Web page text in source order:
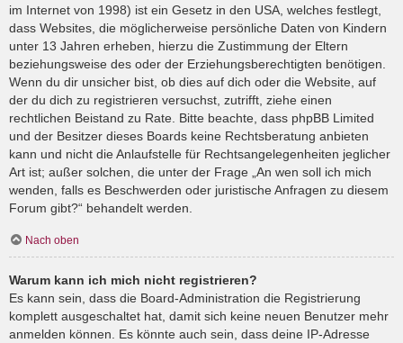
im Internet von 1998) ist ein Gesetz in den USA, welches festlegt,
dass Websites, die möglicherweise persönliche Daten von Kindern
unter 13 Jahren erheben, hierzu die Zustimmung der Eltern
beziehungsweise des oder der Erziehungsberechtigten benötigen.
Wenn du dir unsicher bist, ob dies auf dich oder die Website, auf
der du dich zu registrieren versuchst, zutrifft, ziehe einen
rechtlichen Beistand zu Rate. Bitte beachte, dass phpBB Limited
und der Besitzer dieses Boards keine Rechtsberatung anbieten
kann und nicht die Anlaufstelle für Rechtsangelegenheiten jeglicher
Art ist; außer solchen, die unter der Frage „An wen soll ich mich
wenden, falls es Beschwerden oder juristische Anfragen zu diesem
Forum gibt?“ behandelt werden.
Nach oben
Warum kann ich mich nicht registrieren?
Es kann sein, dass die Board-Administration die Registrierung
komplett ausgeschaltet hat, damit sich keine neuen Benutzer mehr
anmelden können. Es könnte auch sein, dass deine IP-Adresse